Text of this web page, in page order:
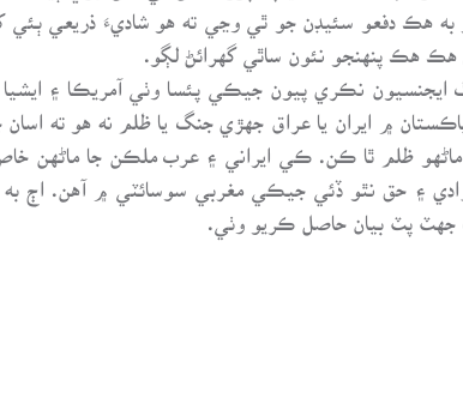
به هڪ دفعو سئيڊن جو ٿي وڃي ته هو شاديءَ ذريعي ٻئي
هڪ پنهنجو نئون ساٿي گهرائڻ لڳو.
ايجنسيون نڪري پيون جيڪي پئسا وٺي آمريڪا ۽
پاڪستان ۾ ايران يا عراق جهڙي جنگ يا ظلم نه هو ته
ماڻهو ظلم ٿا ڪن. ڪي ايراني ۽ عرب ملڪن جا ماڻهن
۽ حق نٿو ڏئي جيڪي مغربي سوسائٽي ۾ آهن. اڄ
جهٽ پٽ بيان حاصل ڪريو وٺي.